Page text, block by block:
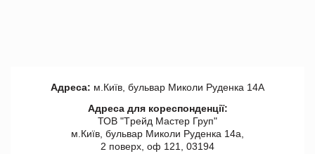
Адреса: м.Київ, бульвар Миколи Руденка 14А
Адреса для кореспонденції:
ТОВ "Tрейд Мастер Груп"
м.Київ, бульвар Миколи Руденка 14а,
2 поверх, оф 121, 03194